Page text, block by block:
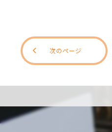
次のページ